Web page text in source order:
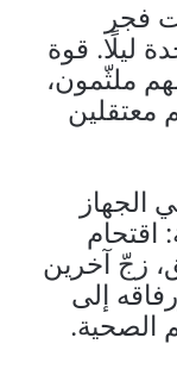
فجر
ليلًا. قوة
ملثّمون،
معتقلين
الجهاز
زجّ آخرين
إلى
الصحية.